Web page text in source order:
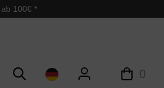
ab 100€ *
0